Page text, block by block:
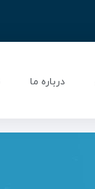
درباره ما